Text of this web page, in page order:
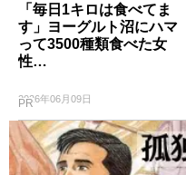
「毎日1キロは食べてま
す」ヨーグルト沼にハマ
って3500種類食べた女
性…
2026年06月09日
PR